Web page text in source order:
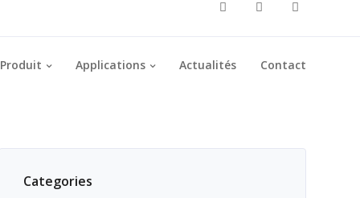
Produit Applications Actualités Contact
Categories